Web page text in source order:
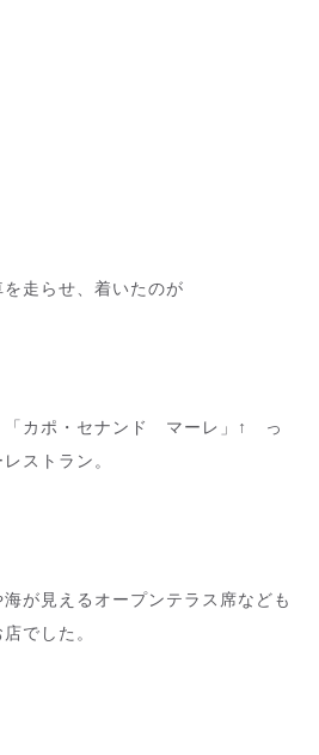
走らせ、着いたのが
カポ・セナンド マーレ」↑ っ
ストラン。
が見えるオープンテラス席なども
でした。